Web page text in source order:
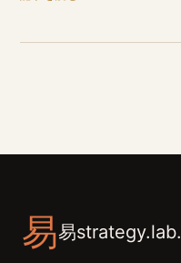
易易strategy.lab.